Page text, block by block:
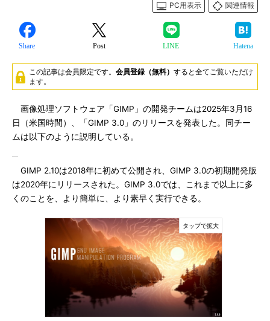
PC用表示
関連情報
Share Post LINE Hatena
この記事は会員限定です。 会員登録（無料） すると全てご覧いただけ
ます。
画像処理ソフトウェア「GIMP」の開発チームは2025年3月16
日（米国時間）、「GIMP 3.0」のリリースを発表した。同チー
ムは以下のように説明している。
GIMP 2.10は2018年に初めて公開され、GIMP 3.0の初期開発版
は2020年にリリースされた。GIMP 3.0では、これまで以上に多
くのことを、より簡単に、より素早く実行できる。